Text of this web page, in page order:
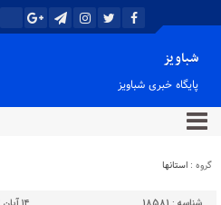
شباویز
پایگاه خبری شباویز
گروه : استانها